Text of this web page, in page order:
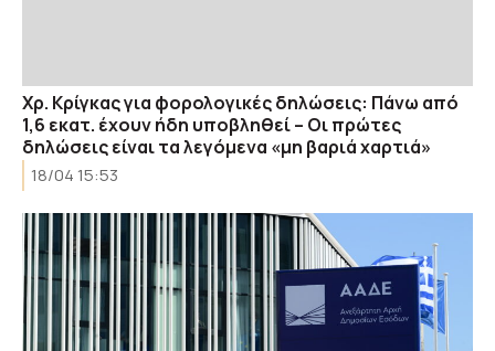
Χρ. Κρίγκας για φορολογικές δηλώσεις: Πάνω από
1,6 εκατ. έχουν ήδη υποβληθεί – Οι πρώτες
δηλώσεις είναι τα λεγόμενα «μη βαριά χαρτιά»
18/04 15:53